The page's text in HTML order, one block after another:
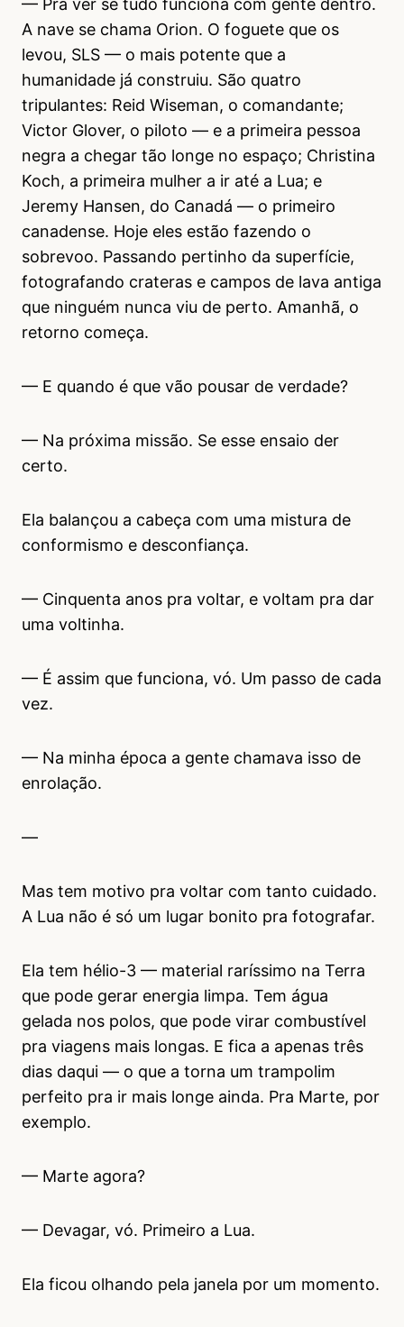
A nave se chama Orion. O foguete que os
levou, SLS — o mais potente que a
humanidade já construiu. São quatro
tripulantes: Reid Wiseman, o comandante;
Victor Glover, o piloto — e a primeira pessoa
negra a chegar tão longe no espaço; Christina
Koch, a primeira mulher a ir até a Lua; e
Jeremy Hansen, do Canadá — o primeiro
canadense. Hoje eles estão fazendo o
sobrevoo. Passando pertinho da superfície,
fotografando crateras e campos de lava antiga
que ninguém nunca viu de perto. Amanhã, o
retorno começa.
— E quando é que vão pousar de verdade?
— Na próxima missão. Se esse ensaio der
certo.
Ela balançou a cabeça com uma mistura de
conformismo e desconfiança.
— Cinquenta anos pra voltar, e voltam pra dar
uma voltinha.
— É assim que funciona, vó. Um passo de cada
vez.
— Na minha época a gente chamava isso de
enrolação.
—
Mas tem motivo pra voltar com tanto cuidado.
A Lua não é só um lugar bonito pra fotografar.
Ela tem hélio-3 — material raríssimo na Terra
que pode gerar energia limpa. Tem água
gelada nos polos, que pode virar combustível
pra viagens mais longas. E fica a apenas três
dias daqui — o que a torna um trampolim
perfeito pra ir mais longe ainda. Pra Marte, por
exemplo.
— Marte agora?
— Devagar, vó. Primeiro a Lua.
Ela ficou olhando pela janela por um momento.